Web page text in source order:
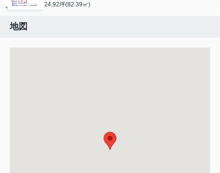
24.92坪(82.39㎡)
地図